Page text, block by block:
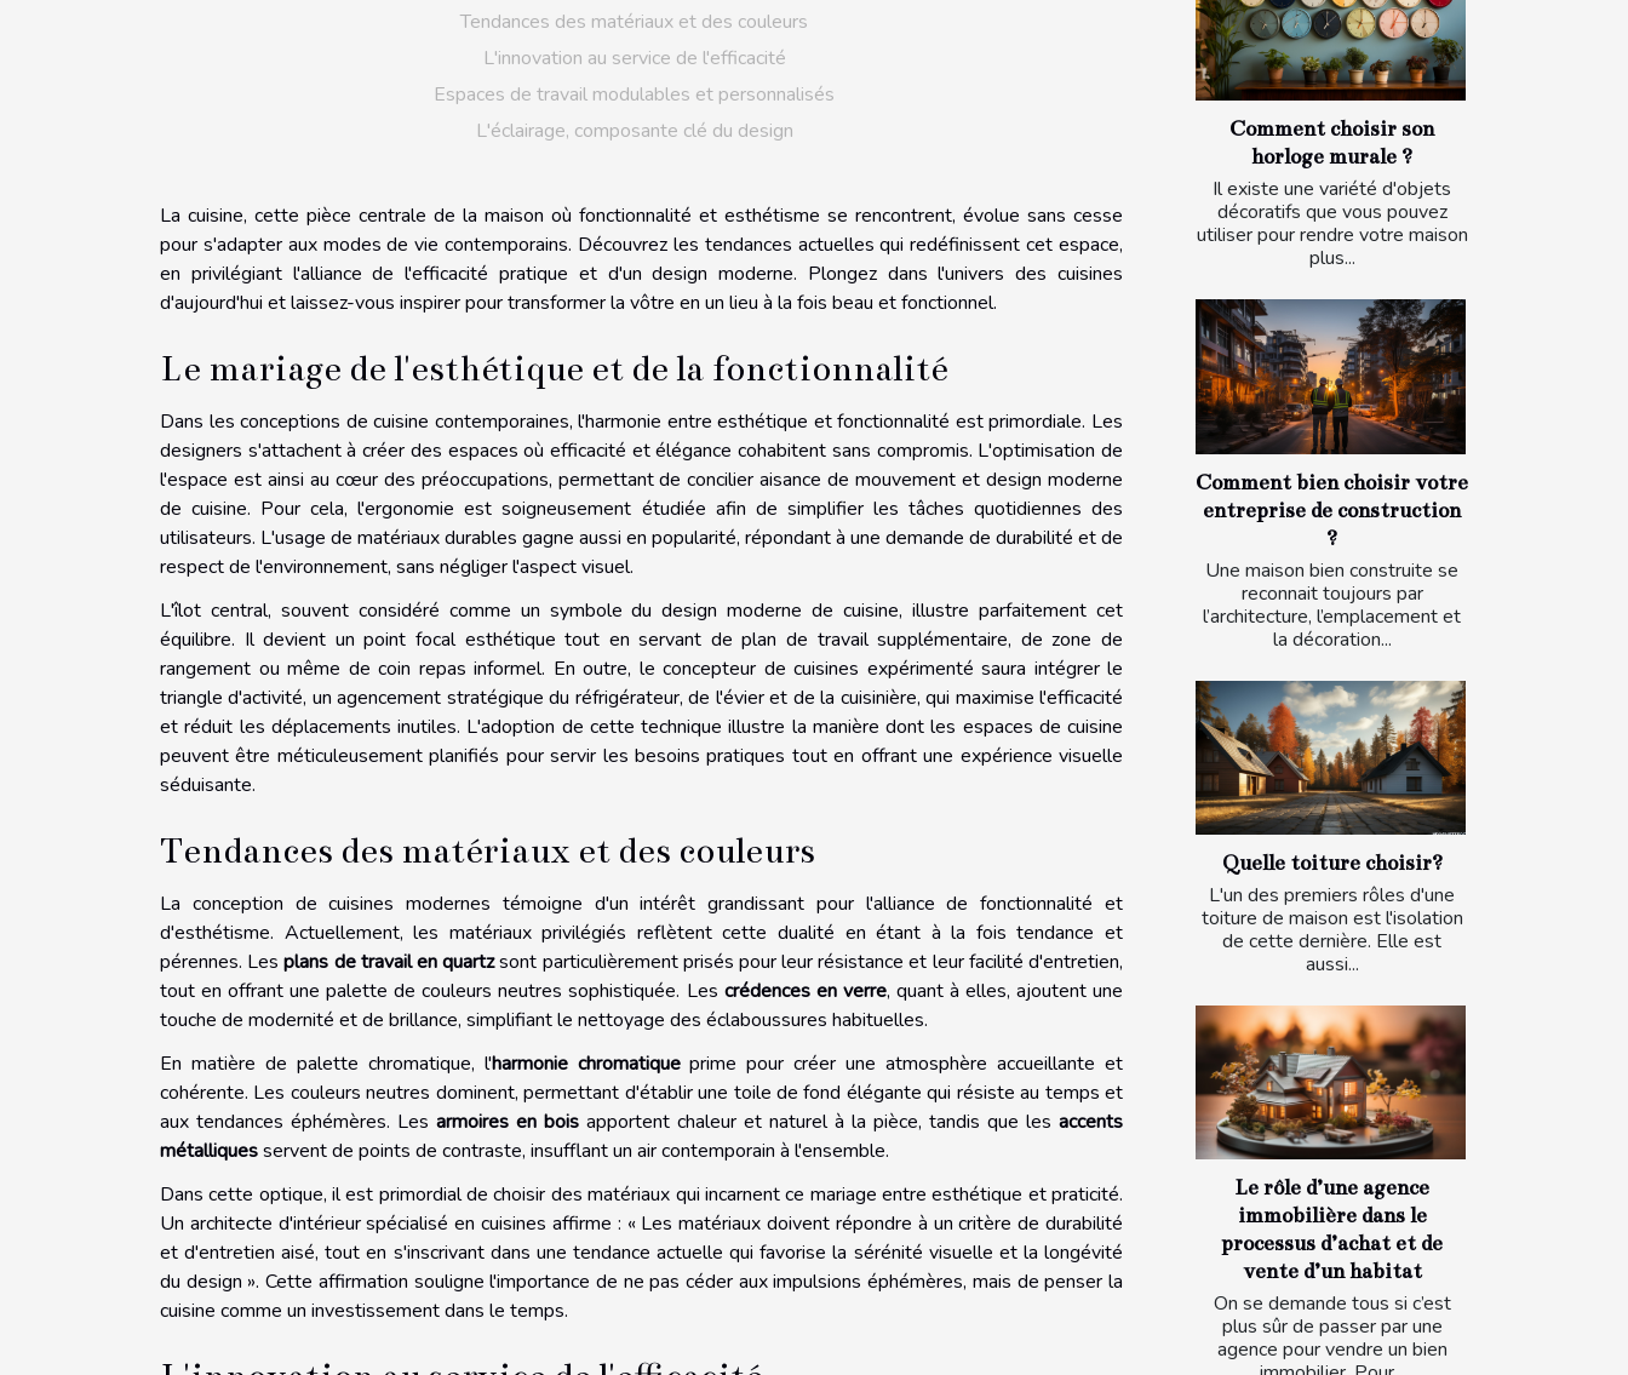
Tendances des matériaux et des couleurs
L'innovation au service de l'efficacité
Espaces de travail modulables et personnalisés
L'éclairage, composante clé du design
La cuisine, cette pièce centrale de la maison où fonctionnalité et esthétisme se rencontrent, évolue sans cesse
pour s'adapter aux modes de vie contemporains. Découvrez les tendances actuelles qui redéfinissent cet espace,
en privilégiant l'alliance de l'efficacité pratique et d'un design moderne. Plongez dans l'univers des cuisines
d'aujourd'hui et laissez-vous inspirer pour transformer la vôtre en un lieu à la fois beau et fonctionnel.
Le mariage de l'esthétique et de la fonctionnalité
Dans les conceptions de cuisine contemporaines, l'harmonie entre esthétique et fonctionnalité est primordiale. Les
designers s'attachent à créer des espaces où efficacité et élégance cohabitent sans compromis. L'optimisation de
l'espace est ainsi au cœur des préoccupations, permettant de concilier aisance de mouvement et design moderne
de cuisine. Pour cela, l'ergonomie est soigneusement étudiée afin de simplifier les tâches quotidiennes des
utilisateurs. L'usage de matériaux durables gagne aussi en popularité, répondant à une demande de durabilité et de
respect de l'environnement, sans négliger l'aspect visuel.
L'îlot central, souvent considéré comme un symbole du design moderne de cuisine, illustre parfaitement cet
équilibre. Il devient un point focal esthétique tout en servant de plan de travail supplémentaire, de zone de
rangement ou même de coin repas informel. En outre, le concepteur de cuisines expérimenté saura intégrer le
triangle d'activité, un agencement stratégique du réfrigérateur, de l'évier et de la cuisinière, qui maximise l'efficacité
et réduit les déplacements inutiles. L'adoption de cette technique illustre la manière dont les espaces de cuisine
peuvent être méticuleusement planifiés pour servir les besoins pratiques tout en offrant une expérience visuelle
séduisante.
Tendances des matériaux et des couleurs
La conception de cuisines modernes témoigne d'un intérêt grandissant pour l'alliance de fonctionnalité et
d'esthétisme. Actuellement, les matériaux privilégiés reflètent cette dualité en étant à la fois tendance et
pérennes. Lesplans de travail en quartzsont particulièrement prisés pour leur résistance et leur facilité d'entretien,
tout en offrant une palette de couleurs neutres sophistiquée. Les crédences en verre, quant à elles, ajoutent une
touche de modernité et de brillance, simplifiant le nettoyage des éclaboussures habituelles.
En matière de palette chromatique, l'harmonie chromatiqueprime pour créer une atmosphère accueillante et
cohérente. Les couleurs neutres dominent, permettant d'établir une toile de fond élégante qui résiste au temps et
aux tendances éphémères. Les armoires en bois apportent chaleur et naturel à la pièce, tandis que les accents
métalliquesservent de points de contraste, insufflant un air contemporain à l'ensemble.
Dans cette optique, il est primordial de choisir des matériaux qui incarnent ce mariage entre esthétique et praticité.
Un architecte d'intérieur spécialisé en cuisines affirme : « Les matériaux doivent répondre à un critère de durabilité
et d'entretien aisé, tout en s'inscrivant dans une tendance actuelle qui favorise la sérénité visuelle et la longévité
du design ». Cette affirmation souligne l'importance de ne pas céder aux impulsions éphémères, mais de penser la
cuisine comme un investissement dans le temps.
Comment choisir son
horloge murale ?
Il existe une variété d'objets
décoratifs que vous pouvez
utiliser pour rendre votre maison
plus...
Comment bien choisir votre
entreprise de construction
?
Une maison bien construite se
reconnait toujours par
l’architecture, l’emplacement et
la décoration...
Quelle toiture choisir?
L'un des premiers rôles d'une
toiture de maison est l'isolation
de cette dernière. Elle est
aussi...
Le rôle d’une agence
immobilière dans le
processus d’achat et de
vente d’un habitat
On se demande tous si c’est
plus sûr de passer par une
agence pour vendre un bien